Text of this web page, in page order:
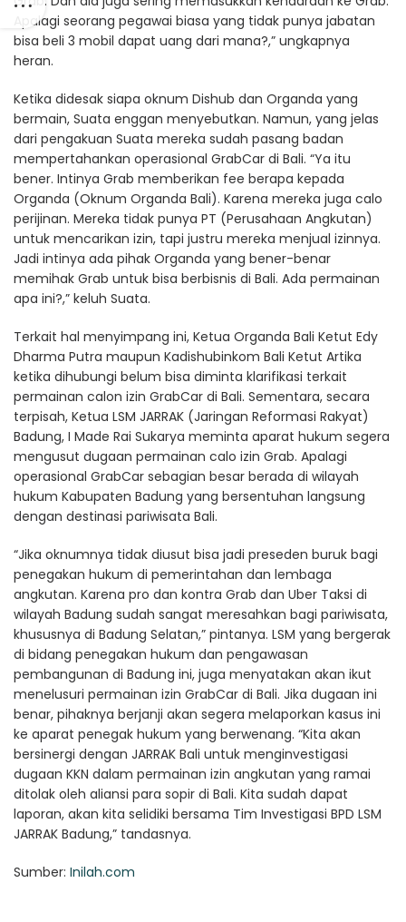
Apalagi seorang pegawai biasa yang tidak punya jabatan
bisa beli 3 mobil dapat uang dari mana?,” ungkapnya
heran.
Ketika didesak siapa oknum Dishub dan Organda yang
bermain, Suata enggan menyebutkan. Namun, yang jelas
dari pengakuan Suata mereka sudah pasang badan
mempertahankan operasional GrabCar di Bali. “Ya itu
bener. Intinya Grab memberikan fee berapa kepada
Organda (Oknum Organda Bali). Karena mereka juga calo
perijinan. Mereka tidak punya PT (Perusahaan Angkutan)
untuk mencarikan izin, tapi justru mereka menjual izinnya.
Jadi intinya ada pihak Organda yang bener-benar
memihak Grab untuk bisa berbisnis di Bali. Ada permainan
apa ini?,” keluh Suata.
Terkait hal menyimpang ini, Ketua Organda Bali Ketut Edy
Dharma Putra maupun Kadishubinkom Bali Ketut Artika
ketika dihubungi belum bisa diminta klarifikasi terkait
permainan calon izin GrabCar di Bali. Sementara, secara
terpisah, Ketua LSM JARRAK (Jaringan Reformasi Rakyat)
Badung, I Made Rai Sukarya meminta aparat hukum segera
mengusut dugaan permainan calo izin Grab. Apalagi
operasional GrabCar sebagian besar berada di wilayah
hukum Kabupaten Badung yang bersentuhan langsung
dengan destinasi pariwisata Bali.
“Jika oknumnya tidak diusut bisa jadi preseden buruk bagi
penegakan hukum di pemerintahan dan lembaga
angkutan. Karena pro dan kontra Grab dan Uber Taksi di
wilayah Badung sudah sangat meresahkan bagi pariwisata,
khususnya di Badung Selatan,” pintanya. LSM yang bergerak
di bidang penegakan hukum dan pengawasan
pembangunan di Badung ini, juga menyatakan akan ikut
menelusuri permainan izin GrabCar di Bali. Jika dugaan ini
benar, pihaknya berjanji akan segera melaporkan kasus ini
ke aparat penegak hukum yang berwenang. “Kita akan
bersinergi dengan JARRAK Bali untuk menginvestigasi
dugaan KKN dalam permainan izin angkutan yang ramai
ditolak oleh aliansi para sopir di Bali. Kita sudah dapat
laporan, akan kita selidiki bersama Tim Investigasi BPD LSM
JARRAK Badung,” tandasnya.
Sumber: Inilah.com